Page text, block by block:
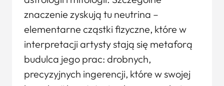
znaczenie zyskują tu neutrina –
elementarne cząstki fizyczne, które w
interpretacji artysty stają się metaforą
budulca jego prac: drobnych,
precyzyjnych ingerencji, które w swojej